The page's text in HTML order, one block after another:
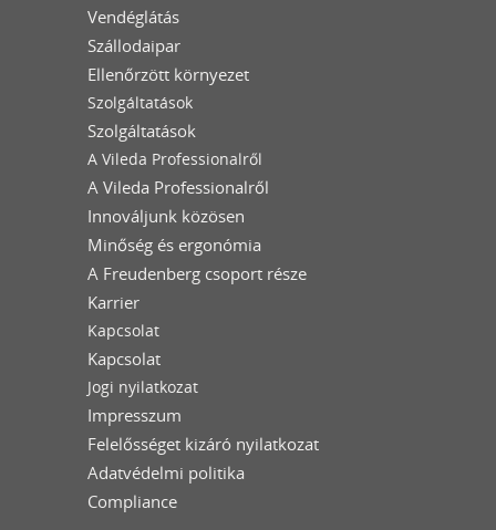
Vendéglátás
Szállodaipar
Ellenőrzött környezet
Szolgáltatások
Szolgáltatások
A Vileda Professionalről
A Vileda Professionalről
Innováljunk közösen
Minőség és ergonómia
A Freudenberg csoport része
Karrier
Kapcsolat
Kapcsolat
Jogi nyilatkozat
Impresszum
Felelősséget kizáró nyilatkozat
Adatvédelmi politika
Compliance